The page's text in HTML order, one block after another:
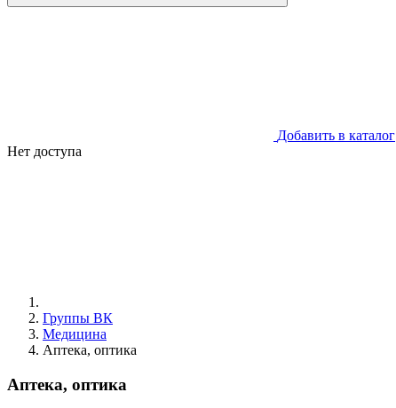
Добавить в каталог
Нет доступа
Группы ВК
Медицина
Аптека, оптика
Аптека, оптика